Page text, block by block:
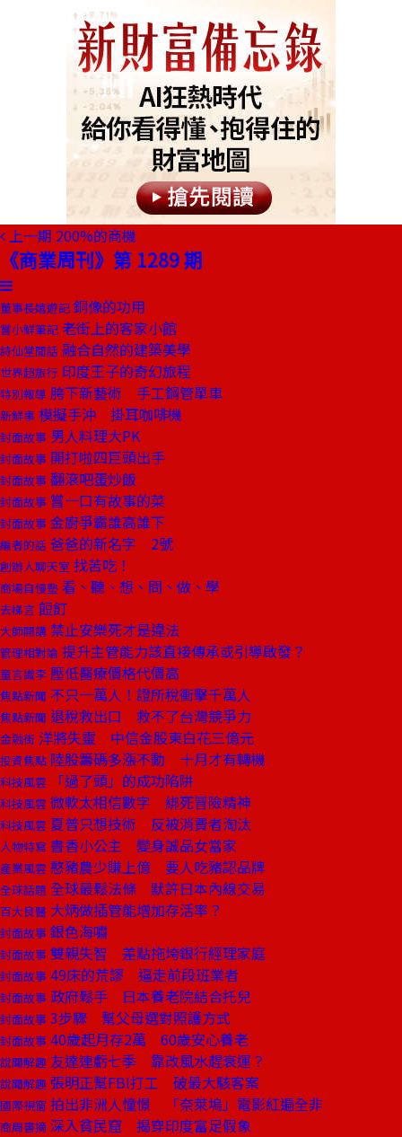
上一期 200%的商機
《商業周刊》第 1289 期
董事長嬉遊記 銅像的功用
嘗小鮮筆記 老街上的客家小館
詩仙堂閒話 融合自然的建築美學
世界超旅行 印度王子的奇幻旅程
特別報導 胯下新藝術 手工鋼管單車
新鮮事 模擬手沖 掛耳咖啡機
封面故事 男人料理大PK
封面故事 開打啦四巨頭出手
封面故事 翻滾吧蛋炒飯
封面故事 嘗一口有故事的菜
封面故事 金廚爭霸誰高誰下
編者的話 爸爸的新名字 2號
創辦人聊天室 找苦吃！
商場自慢塾 看、聽、想、問、做、學
去梯言 餖飣
大師開講 禁止安樂死才是違法
管理相對論 提升主管能力該直接傳承或引導啟發？
童言識李 壓低醫療價格代價高
焦點新聞 不只一萬人！證所稅衝擊千萬人
焦點新聞 退稅救出口 救不了台灣競爭力
金融街 洋將失靈 中信金股東白花三億元
投資焦點 陸股籌碼多漲不動 十月才有轉機
科技風雲 「過了頭」的成功陷阱
科技風雲 微軟太相信數字 綁死冒險精神
科技風雲 夏普只想技術 反被消費者淘汰
人物特寫 書香小公主 變身誠品女當家
產業風雲 憨豬農少賺上億 要人吃豬認品牌
全球話題 全球最鬆法條 默許日本內線交易
百大良醫 大炳做插管能增加存活率？
封面故事 銀色海嘯
封面故事 雙親失智 差點拖垮銀行經理家庭
封面故事 49床的荒謬 逼走前段班業者
封面故事 政府鬆手 日本養老院結合托兒
封面故事 3步驟 幫父母選對照護方式
封面故事 40歲起月存2萬 60歲安心養老
說聞解趣 友達連虧七季 靠改風水趕衰運？
說聞解趣 張明正幫FBI打工 破最大駭客案
國際視窗 拍出非洲人憧憬 「奈萊塢」電影紅遍全非
商周書摘 深入貧民窟 揭穿印度富足假象